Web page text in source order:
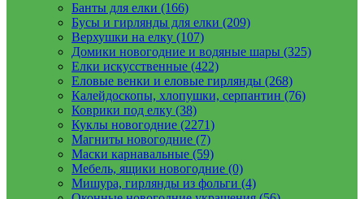
Банты для елки (166)
Бусы и гирлянды для елки (209)
Верхушки на елку (107)
Домики новогодние и водяные шары (325)
Елки искусственные (422)
Еловые венки и еловые гирлянды (268)
Калейдоскопы, хлопушки, серпантин (76)
Коврики под елку (38)
Куклы новогодние (2271)
Магниты новогодние (7)
Маски карнавальные (59)
Мебель, ящики новогодние (0)
Мишура, гирлянды из фольги (4)